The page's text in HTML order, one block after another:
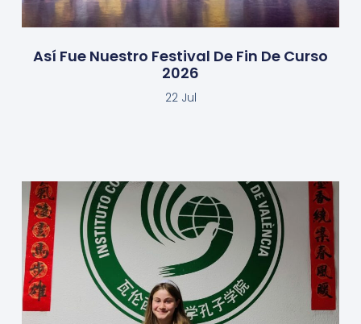
Así Fue Nuestro Festival De Fin De Curso
2026
22 Jul